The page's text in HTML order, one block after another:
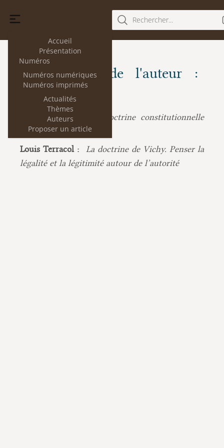
Accueil
Présentation
Numéros
Numéros numériques
Numéros imprimés
Actualités
Thèmes
Auteurs
Proposer un article
Rechercher...
Les articles de l'auteur :
Louis Terracol
Louis Terracol :
La doctrine constitutionnelle
du régime de Vichy
Louis Terracol :
La doctrine de Vichy. Penser la
légalité et la légitimité autour de l’autorité